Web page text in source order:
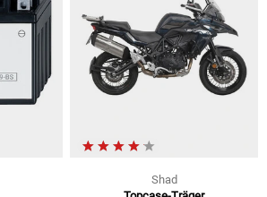
Shad